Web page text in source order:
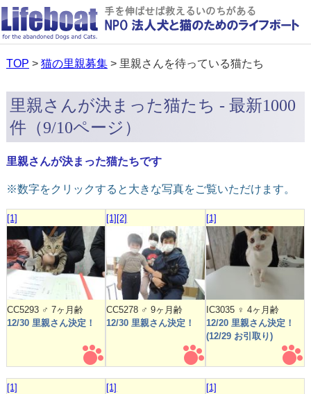
TOP > 猫の里親募集> 里親さんを待っている猫たち
里親さんが決まった猫たち - 最新1000
件（9/10ページ）
里親さんが決まった猫たちです
※数字をクリックすると大きな写真をご覧いただけます。
[1]
CC5293 ♂ 7ヶ月齢
12/30 里親さん決定！
[1] [2]
CC5278 ♂ 9ヶ月齢
12/30 里親さん決定！
[1]
IC3035 ♀ 4ヶ月齢
12/20 里親さん決定！
(12/29 お引取り)
[1] [1] [1]